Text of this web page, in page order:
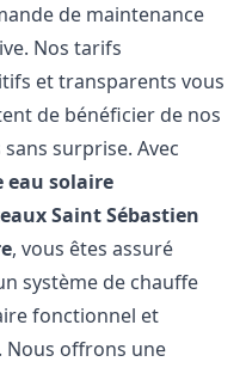
de maintenance
Nos tarifs
et transparents vous
de bénéficier de nos
sans surprise. Avec
eau solaire
Saint Sébastien
, vous êtes assuré
système de chauffe
fonctionnel et
Nous offrons une